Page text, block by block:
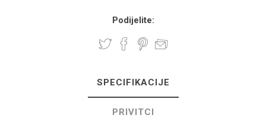
Podijelite:
SPECIFIKACIJE
PRIVITCI